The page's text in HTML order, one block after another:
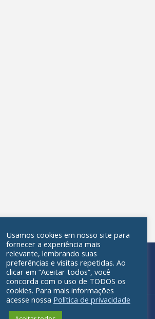
Política de privacidade
Usamos cookies em nosso site para
fornecer a experiência mais
relevante, lembrando suas
preferências e visitas repetidas. Ao
clicar em “Aceitar todos”, você
concorda com o uso de TODOS os
cookies. Para mais informações
acesse nossa Política de privacidade